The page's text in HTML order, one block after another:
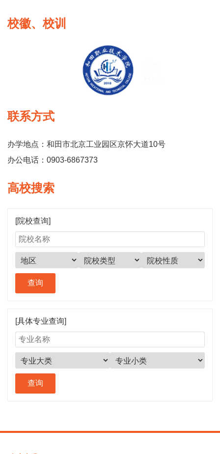
校徽、校训
联系方式
办学地点：和田市北京工业园区京怀大道10号
办公电话：0903-6867373
高校搜索
[院校查询]
[具体专业查询]